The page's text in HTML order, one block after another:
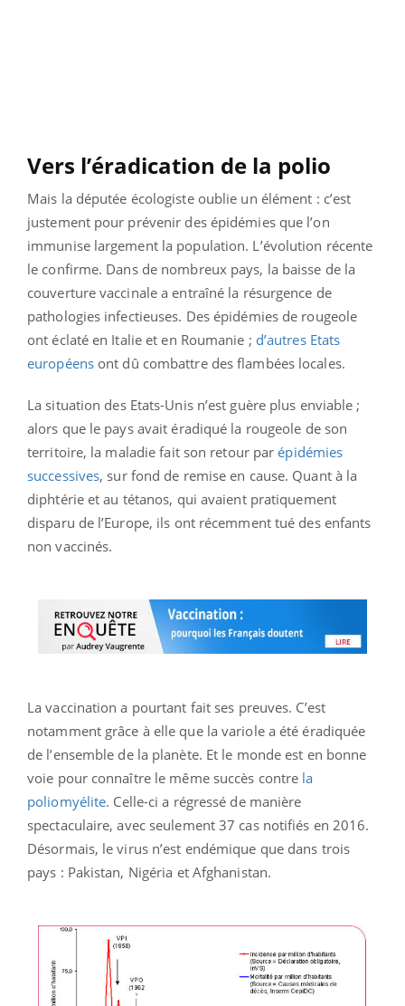
Vers l’éradication de la polio
Mais la députée écologiste oublie un élément : c’est
justement pour prévenir des épidémies que l’on
immunise largement la population. L’évolution récente
le confirme. Dans de nombreux pays, la baisse de la
couverture vaccinale a entraîné la résurgence de
pathologies infectieuses. Des épidémies de rougeole
ont éclaté en Italie et en Roumanie ; d’autres Etats
européensont dû combattre des flambées locales.
La situation des Etats-Unis n’est guère plus enviable ;
alors que le pays avait éradiqué la rougeole de son
territoire, la maladie fait son retour parépidémies
successives, sur fond de remise en cause. Quant à la
diphtérie et au tétanos, qui avaient pratiquement
disparu de l’Europe, ils ont récemment tué des enfants
non vaccinés.
La vaccination a pourtant fait ses preuves. C’est
notamment grâce à elle que la variole a été éradiquée
de l’ensemble de la planète. Et le monde est en bonne
voie pour connaître le même succès contre la
poliomyélite. Celle-ci a régressé de manière
spectaculaire, avec seulement 37 cas notifiés en 2016.
Désormais, le virus n’est endémique que dans trois
pays : Pakistan, Nigéria et Afghanistan.